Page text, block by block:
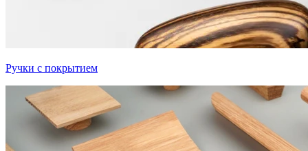
Ручки с покрытием